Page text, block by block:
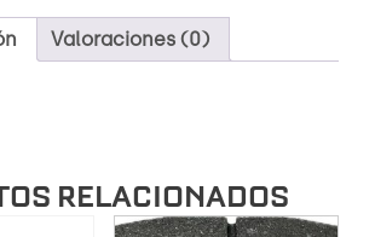
Valoraciones (0)
RELACIONADOS